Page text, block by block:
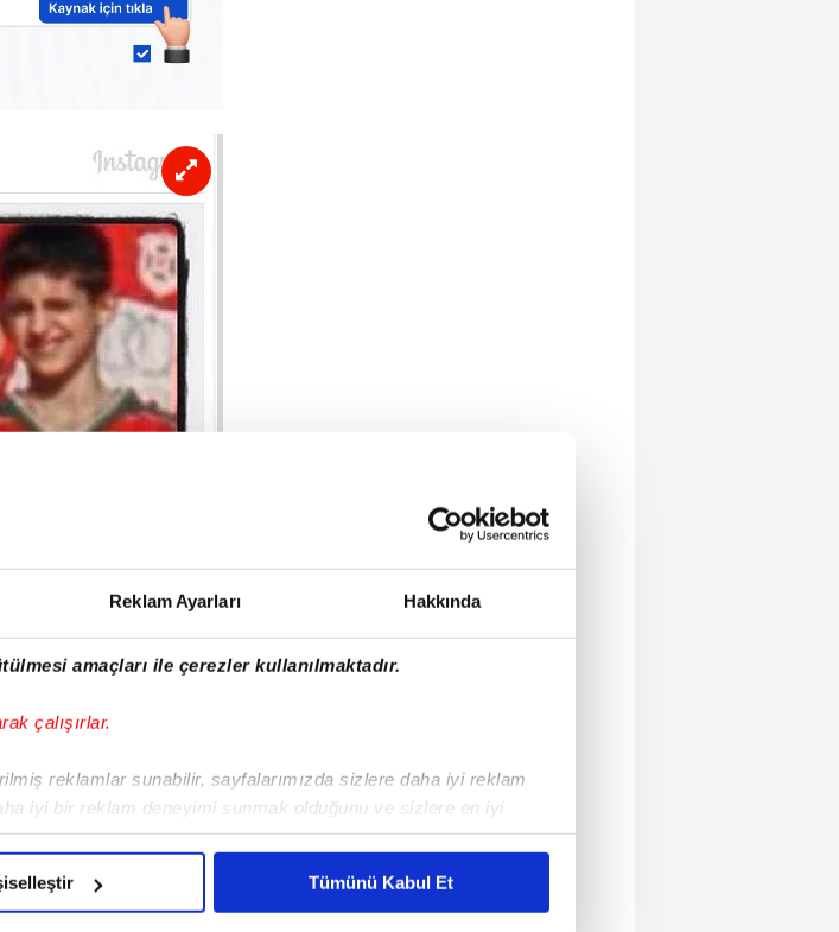
Reklam Ayarları Hakkında
amaçları ile çerezler kullanılmaktadır.
çalışırlar.
reklamlar sunabilir, sayfalarımızda sizlere daha iyi reklam
iyi bir reklam deneyimi sunmak olduğunu ve sizlere en iyi
ve bu noktada, reklamların maliyetlerimizi karşılamak
Tümünü Kabul Et